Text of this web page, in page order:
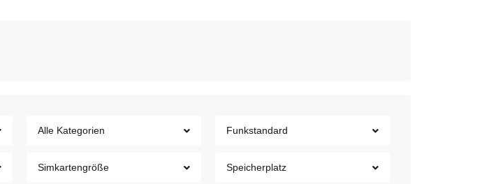
Alle Kategorien Funkstandard
Simkartengröße Speicherplatz